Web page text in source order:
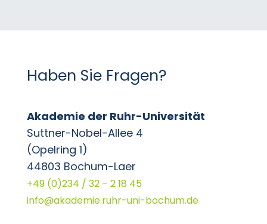
Haben Sie Fragen?
Akademie der Ruhr-Universität
Suttner-Nobel-Allee 4
(Opelring 1)
44803 Bochum-Laer
+49 (0)234 / 32 – 2 18 45
info@akademie.ruhr-uni-bochum.de